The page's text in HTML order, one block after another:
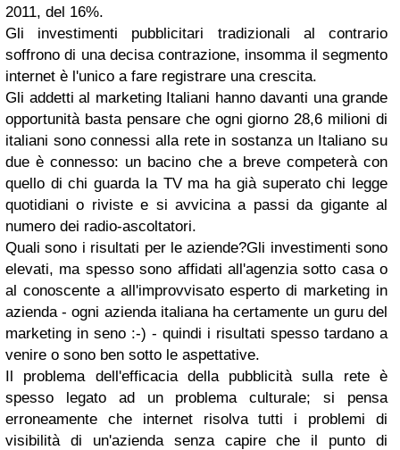
2011, del 16%.
Gli investimenti pubblicitari tradizionali al contrario
soffrono di una decisa contrazione, insomma il segmento
internet è l'unico a fare registrare una crescita.
Gli addetti al marketing Italiani hanno davanti una grande
opportunità basta pensare che ogni giorno 28,6 milioni di
italiani sono connessi alla rete in sostanza un Italiano su
due è connesso: un bacino che a breve competerà con
quello di chi guarda la TV ma ha già superato chi legge
quotidiani o riviste e si avvicina a passi da gigante al
numero dei radio-ascoltatori.
Quali sono i risultati per le aziende?Gli investimenti sono
elevati, ma spesso sono affidati all'agenzia sotto casa o
al conoscente a all'improvvisato esperto di marketing in
azienda - ogni azienda italiana ha certamente un guru del
marketing in seno :-) - quindi i risultati spesso tardano a
venire o sono ben sotto le aspettative.
Il problema dell'efficacia della pubblicità sulla rete è
spesso legato ad un problema culturale; si pensa
erroneamente che internet risolva tutti i problemi di
visibilità di un'azienda senza capire che il punto di